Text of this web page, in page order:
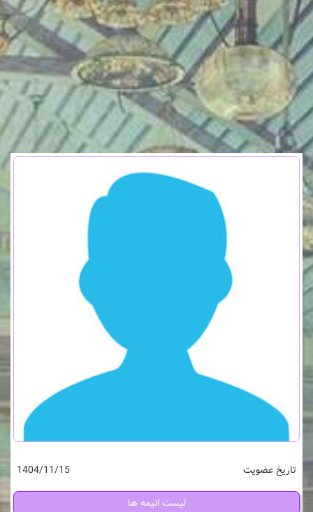
تاریخ عضویت 1404/11/15
لیست انیمه ها